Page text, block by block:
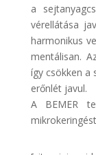
a
vérellátása
harmonikus
mentálisan.
így csökken a
erőnlét javul.
A BEMER